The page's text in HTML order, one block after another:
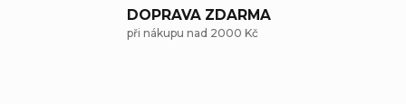
DOPRAVA ZDARMA
při nákupu nad 2000 Kč